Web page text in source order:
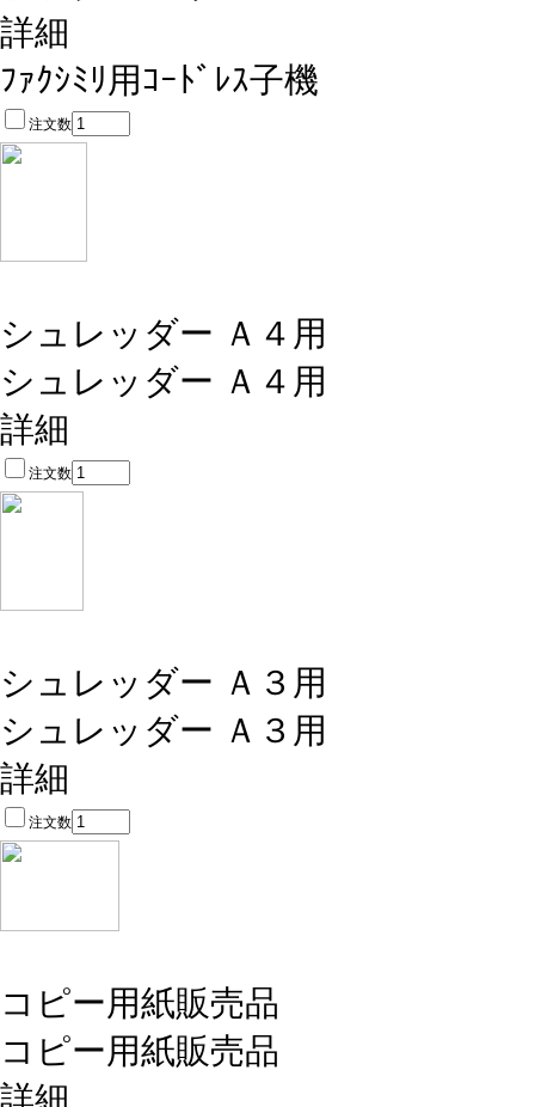
詳細
ﾌｧｸｼﾐﾘ用ｺｰﾄﾞﾚｽ子機
注文数
シュレッダー Ａ４用
シュレッダー Ａ４用
詳細
注文数
シュレッダー Ａ３用
シュレッダー Ａ３用
詳細
注文数
コピー用紙販売品
コピー用紙販売品
詳細